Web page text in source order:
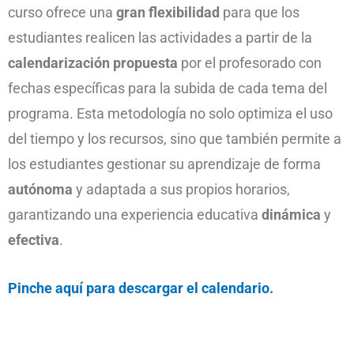
curso ofrece una gran flexibilidad para que los
estudiantes realicen las actividades a partir de la
calendarización propuesta por el profesorado con
fechas específicas para la subida de cada tema del
programa. Esta metodología no solo optimiza el uso
del tiempo y los recursos, sino que también permite a
los estudiantes gestionar su aprendizaje de forma
autónoma y adaptada a sus propios horarios,
garantizando una experiencia educativa dinámica y
efectiva.
Pinche aquí para descargar el calendario.